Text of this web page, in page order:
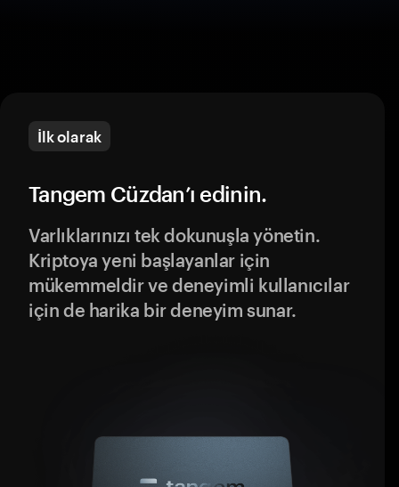
İlk olarak
Tangem Cüzdan’ı edinin.
Varlıklarınızı tek dokunuşla yönetin.
Kriptoya yeni başlayanlar için
mükemmeldir ve deneyimli kullanıcılar
için de harika bir deneyim sunar.